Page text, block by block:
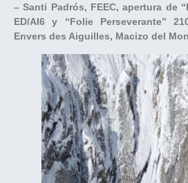
– Santi Padrós, FEEC, apertura de
ED/AI6 y “Folie Perseverante”
Envers des Aiguilles, Macizo del